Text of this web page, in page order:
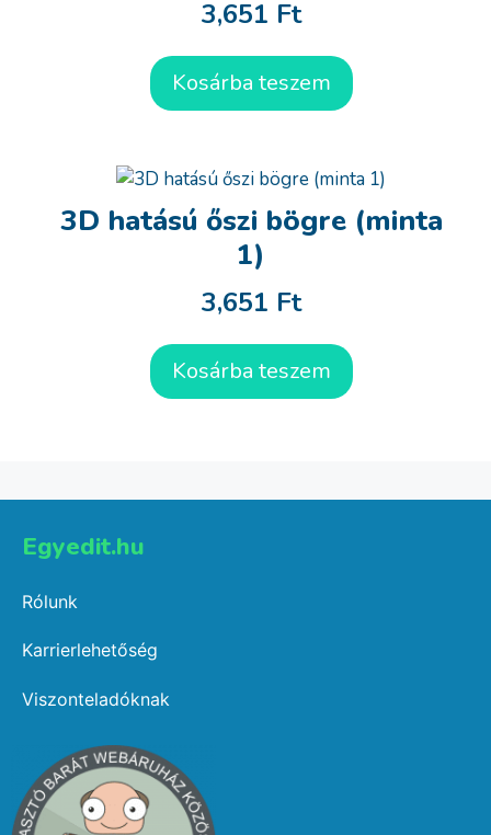
3,651 Ft
Kosárba teszem
3D hatású őszi bögre (minta
1)
3,651 Ft
Kosárba teszem
Egyedit.hu
Rólunk
Karrierlehetőség
Viszonteladóknak